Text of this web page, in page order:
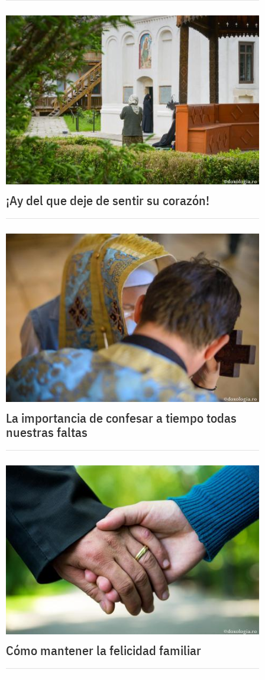
¡Ay del que deje de sentir su corazón!
La importancia de confesar a tiempo todas
nuestras faltas
Cómo mantener la felicidad familiar